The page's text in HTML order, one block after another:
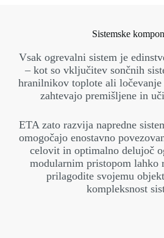
Sistemske
Vsak ogrevalni sistem je
– kot so vključitev sončnih
hranilnikov toplote ali
zahtevajo premišljene in
ETA zato razvija napredne
omogočajo enostavno
celovit in optimalno delujoč
modularnim pristopom lahko
prilagodite svojemu
kompleksnost